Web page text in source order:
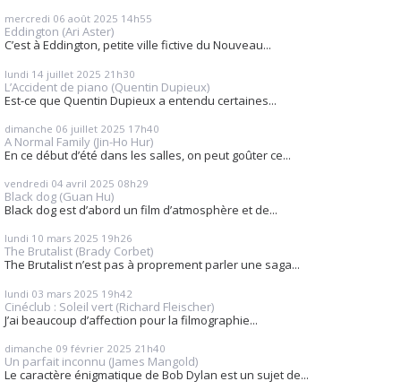
mercredi 06 août 2025 14h55
Eddington (Ari Aster)
C’est à Eddington, petite ville fictive du Nouveau...
lundi 14 juillet 2025 21h30
L’Accident de piano (Quentin Dupieux)
Est-ce que Quentin Dupieux a entendu certaines...
dimanche 06 juillet 2025 17h40
A Normal Family (Jin-Ho Hur)
En ce début d’été dans les salles, on peut goûter ce...
vendredi 04 avril 2025 08h29
Black dog (Guan Hu)
Black dog est d’abord un film d’atmosphère et de...
lundi 10 mars 2025 19h26
The Brutalist (Brady Corbet)
The Brutalist n’est pas à proprement parler une saga...
lundi 03 mars 2025 19h42
Cinéclub : Soleil vert (Richard Fleischer)
J’ai beaucoup d’affection pour la filmographie...
dimanche 09 février 2025 21h40
Un parfait inconnu (James Mangold)
Le caractère énigmatique de Bob Dylan est un sujet de...